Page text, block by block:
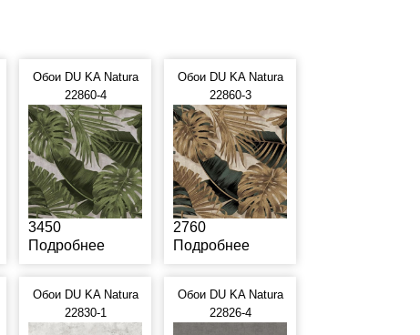
Обои DU KA Natura
22860-4
3450
Подробнее
Обои DU KA Natura
22860-3
2760
Подробнее
Обои DU KA Natura
22830-1
Обои DU KA Natura
22826-4